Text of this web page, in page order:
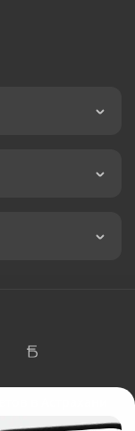
в Астрахани